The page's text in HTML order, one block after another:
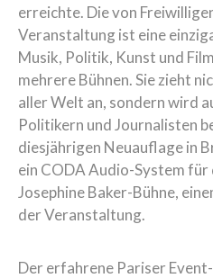
erreichte. Die von
Veranstaltung ist eine
Musik, Politik, Kunst und
mehrere Bühnen. Sie zieht
aller Welt an, sondern wird
Politikern und Journalisten
diesjährigen Neuauflage in
ein CODA Audio-System für
Josephine Baker-Bühne,
der Veranstaltung.
Der erfahrene Pariser